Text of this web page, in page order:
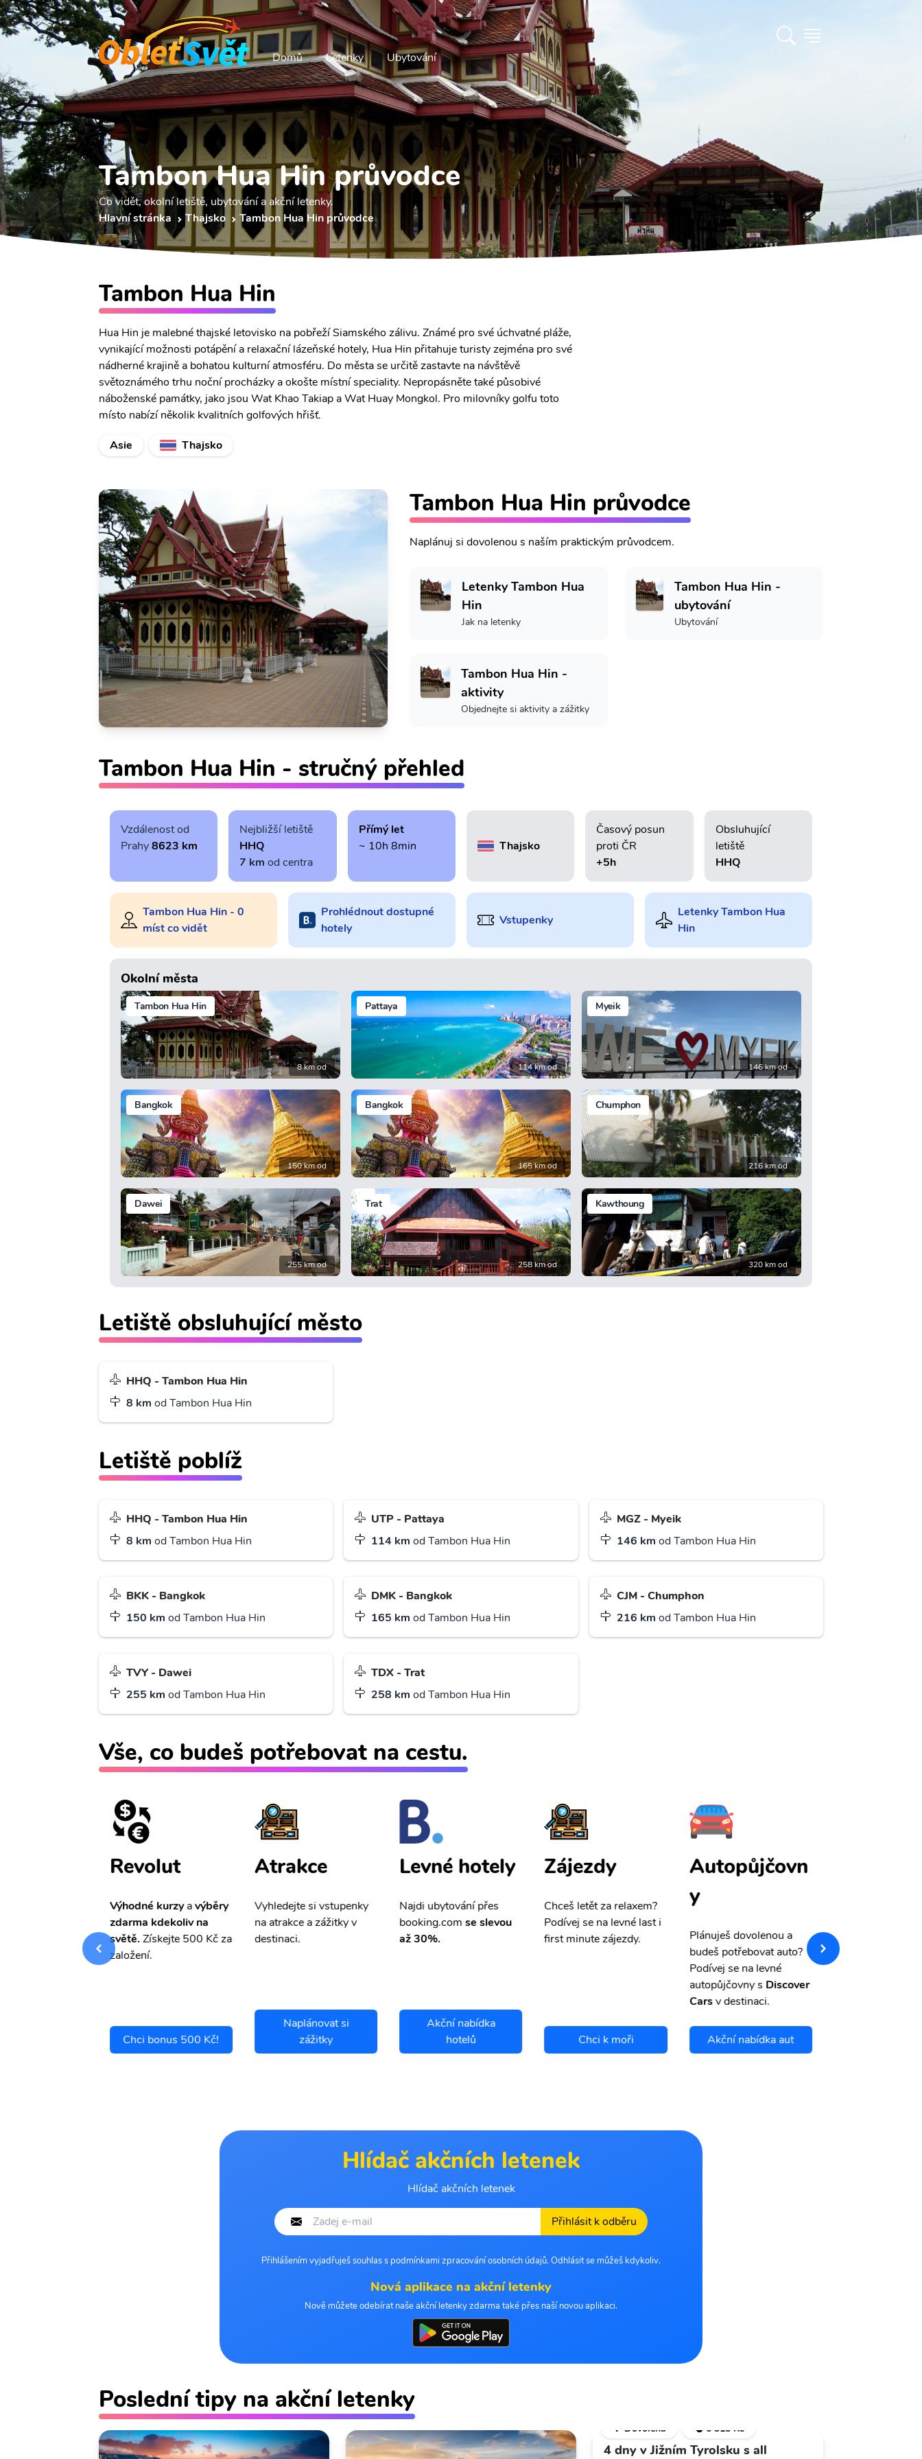
Domů Letenky Ubytování
Tambon Hua Hin průvodce
Co vidět, okolní letiště, ubytování a akční letenky.
Hlavní stránka
Thajsko Tambon Hua Hin průvodce
Tambon Hua Hin
Hua Hin je malebné thajské letovisko na pobřeží Siamského zálivu. Známé pro své úchvatné pláže,
vynikající možnosti potápění a relaxační lázeňské hotely, Hua Hin přitahuje turisty zejména pro své
nádherné krajině a bohatou kulturní atmosféru. Do města se určitě zastavte na návštěvě
světoznámého trhu noční procházky a okošte místní speciality. Nepropásněte také působivé
náboženské památky, jako jsou Wat Khao Takiap a Wat Huay Mongkol. Pro milovníky golfu toto
místo nabízí několik kvalitních golfových hřišť.
Asie
Thajsko
Tambon Hua Hin průvodce
Naplánuj si dovolenou s naším praktickým průvodcem.
Letenky Tambon Hua
Hin
Jak na letenky
Tambon Hua Hin -
ubytování
Ubytování
Tambon Hua Hin -
aktivity
Objednejte si aktivity a zážitky
Tambon Hua Hin - stručný přehled
Vzdálenost od
Prahy8623 km
Nejbližší letiště
HHQ
7 km od centra
Přímý let
~ 10h 8min
Thajsko
Časový posun
proti ČR
+5h
Obsluhující
letiště
HHQ
Tambon Hua Hin - 0
míst co vidět
Prohlédnout dostupné
hotely
Vstupenky
Letenky Tambon Hua
Hin
Okolní města
Tambon Hua Hin
8 km od
Pattaya
114 km od
Myeik
146 km od
Bangkok
150 km od
Bangkok
165 km od
Chumphon
216 km od
Dawei
255 km od
Trat
258 km od
Kawthoung
320 km od
Letiště obsluhující město
HHQ - Tambon Hua Hin
8 km od Tambon Hua Hin
Letiště poblíž
HHQ - Tambon Hua Hin
8 km od Tambon Hua Hin
UTP - Pattaya
114 km od Tambon Hua Hin
MGZ - Myeik
146 km od Tambon Hua Hin
BKK - Bangkok
150 km od Tambon Hua Hin
DMK - Bangkok
165 km od Tambon Hua Hin
CJM - Chumphon
216 km od Tambon Hua Hin
TVY - Dawei
255 km od Tambon Hua Hin
TDX - Trat
258 km od Tambon Hua Hin
Vše, co budeš potřebovat na cestu.
Revolut
Výhodné kurzyavýběry
zdarma kdekoliv na
světě.Získejte 500 Kč za
založení.
Chci bonus 500 Kč!
Atrakce
Vyhledejte si vstupenky
na atrakce a zážitky v
destinaci.
Naplánovat si
zážitky
Levné hotely
Najdi ubytování přes
booking.comse slevou
až 30%.
Akční nabídka
hotelů
Zájezdy
Chceš letět za relaxem?
Podívej se na levné last i
first minute zájezdy.
Chci k moři
Autopůjčovn
y
Plánuješ dovolenou a
budeš potřebovat auto?
Podívej se na levné
autopůjčovny s Discover
Carsv destinaci.
Akční nabídka aut
pojištění a
storno.
Hlídač akčních letenek
Hlídač akčních letenek
Přihlásit k odběru
Přihlášením vyjadřuješ souhlas s podmínkami zpracování osobních údajů. Odhlásit se můžeš kdykoliv.
Nová aplikace na akční letenky
Nově můžete odebírat naše akční letenky zdarma také přes naší novou aplikaci.
Poslední tipy na akční letenky
🌴 Dovolená 💣 6 318 Kč
4 dny v Jižním Tyrolsku s all